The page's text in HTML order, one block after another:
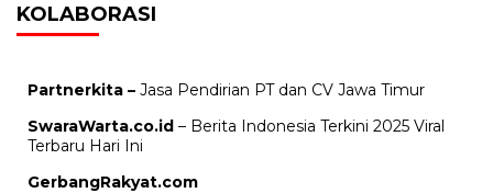
KOLABORASI
Partnerkita – Jasa Pendirian PT dan CV Jawa Timur
SwaraWarta.co.id – Berita Indonesia Terkini 2025 Viral
Terbaru Hari Ini
GerbangRakyat.com